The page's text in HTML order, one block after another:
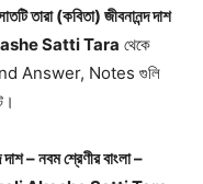
তারা (কবিতা) জীবনানন্দ দাশ
Satti Tara থেকে
Answer, Notes গুলি
– নবম শ্রেণীর বাংলা –